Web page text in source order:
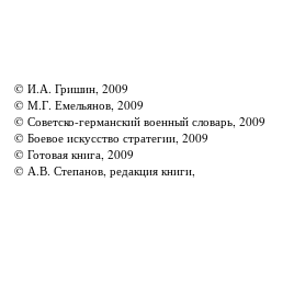
© И.А. Гришин, 2009
© М.Г. Емельянов, 2009
© Советско-германский военный словарь, 2009
© Боевое искусство стратегии, 2009
© Готовая книга, 2009
© А.В. Степанов, редакция книги,